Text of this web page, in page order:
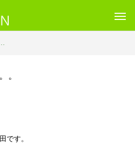
労継続支援B型・ニコサービス
。
です。